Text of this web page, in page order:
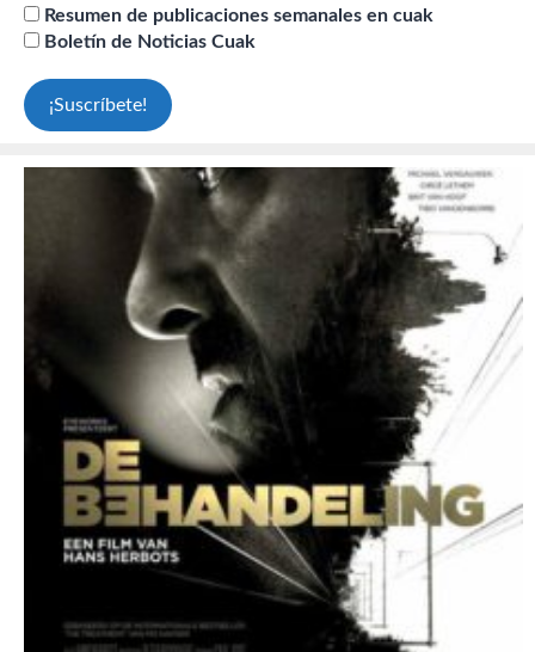
Resumen de publicaciones semanales en cuak
Boletín de Noticias Cuak